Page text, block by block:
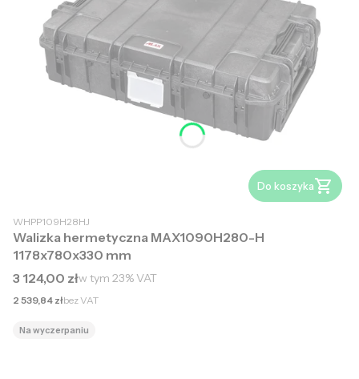
Do koszyka
WHPP109H28HJ
Walizka hermetyczna MAX1090H280-H
1178x780x330 mm
Cena brutto
3 124,00 złw tym 23%VAT
Cena netto
2 539,84 złbez VAT
Na wyczerpaniu